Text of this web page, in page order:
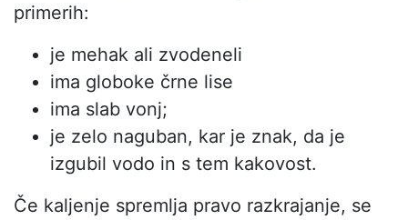
primerih:
je mehak ali zvodeneli
ima globoke črne lise
ima slab vonj;
je zelo naguban, kar je znak, da je
izgubil vodo in s tem kakovost.
Če kaljenje spremlja pravo razkrajanje, se